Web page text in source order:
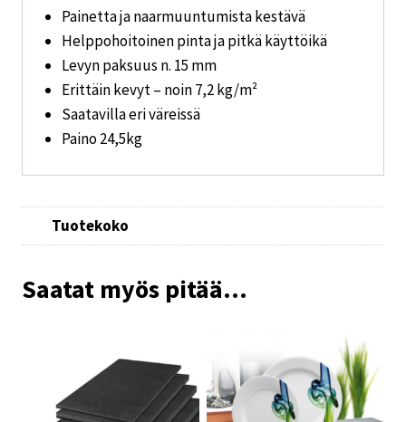
Painetta ja naarmuuntumista kestävä
Helppohoitoinen pinta ja pitkä käyttöikä
Levyn paksuus n. 15 mm
Erittäin kevyt – noin 7,2 kg/m²
Saatavilla eri väreissä
Paino 24,5kg
Tuotekoko
Saatat myös pitää...